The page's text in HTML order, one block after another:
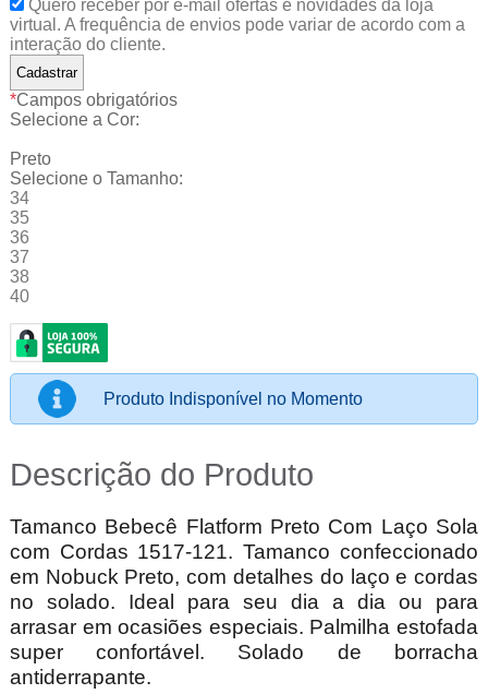
Quero receber por e-mail ofertas e novidades da loja
virtual. A frequência de envios pode variar de acordo com a
interação do cliente.
*Campos obrigatórios
Selecione a Cor:
Preto
Selecione o Tamanho:
34
35
36
37
38
40
Produto Indisponível no Momento
Descrição do Produto
Tamanco Bebecê Flatform Preto Com Laço Sola
com Cordas 1517-121. Tamanco confeccionado
em Nobuck Preto, com detalhes do laço e cordas
no solado. Ideal para seu dia a dia ou para
arrasar em ocasiões especiais. Palmilha estofada
super confortável. Solado de borracha
antiderrapante.